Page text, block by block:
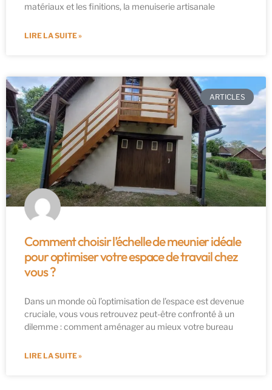
matériaux et les finitions, la menuiserie artisanale
LIRE LA SUITE »
ARTICLES
Comment choisir l’échelle de meunier idéale
pour optimiser votre espace de travail chez
vous ?
Dans un monde où l’optimisation de l’espace est devenue
cruciale, vous vous retrouvez peut-être confronté à un
dilemme : comment aménager au mieux votre bureau
LIRE LA SUITE »